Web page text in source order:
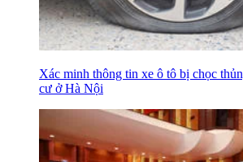
Xác minh thông tin xe ô tô bị chọc
cư ở Hà Nội